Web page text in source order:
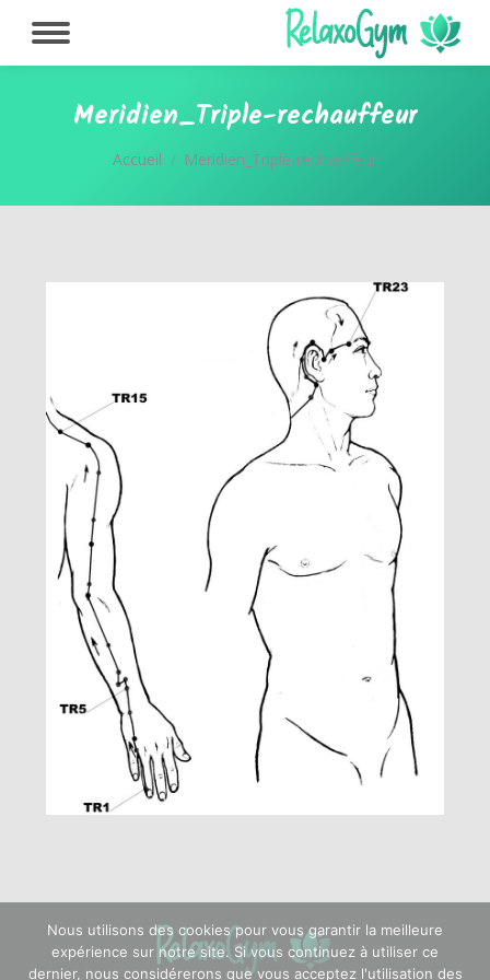
Meridien_Triple-rechauffeur
Vous êtes ici :
Accueil Meridien_Triple-rechauffeur
Nous utilisons des cookies pour vous garantir la meilleure
expérience sur notre site. Si vous continuez à utiliser ce
dernier, nous considérerons que vous acceptez l'utilisation des